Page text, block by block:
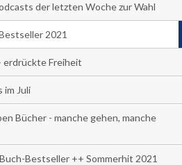
der letzten Woche zur Wahl
2021
erdrückte Freiheit
im Juli
Bücher - manche gehen, manche
Bestseller ++ Sommerhit 2021